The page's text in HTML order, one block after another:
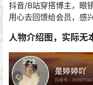
抖音/B站穿搭博主，眼
用心去回馈给会员，感
人物介绍图，实际无